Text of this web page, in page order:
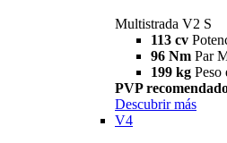
Multistrada V2 S
113 cv
96 Nm Par
199 kg Peso
PVP
Descubrir más
V4